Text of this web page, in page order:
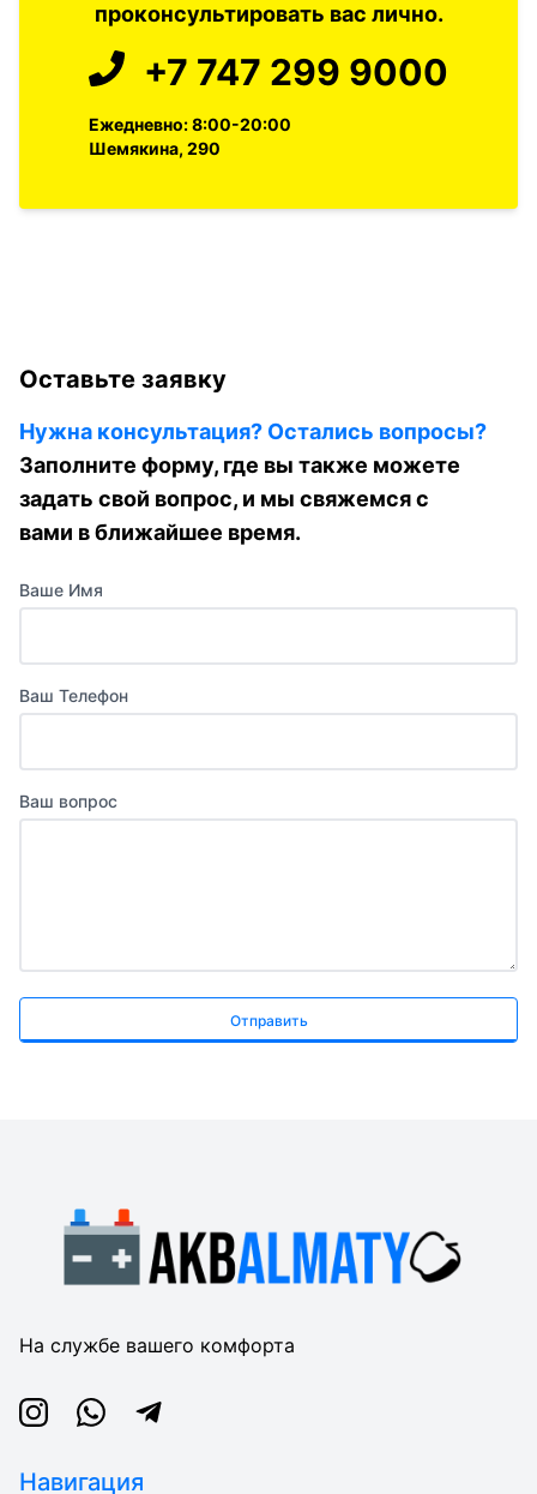
проконсультировать вас лично.
+7 747 299 9000
Ежедневно: 8:00-20:00
Шемякина, 290
Оставьте заявку
Нужна консультация? Остались вопросы?
Заполните форму, где вы также можете
задать свой вопрос, и мы свяжемся с
вами в ближайшее время.
Ваше Имя
Ваш Телефон
Ваш вопрос
Отправить
На службе вашего комфорта
InstagramWhatsappTelegram
Навигация